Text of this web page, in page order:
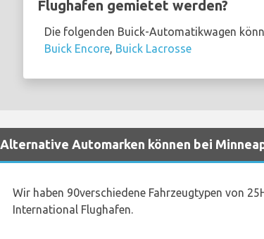
Flughafen gemietet werden?
Die folgenden Buick-Automatikwagen
Buick Encore, Buick Lacrosse
Alternative Automarken können bei
Wir haben 90verschiedene Fahrzeugtypen von
International Flughafen.